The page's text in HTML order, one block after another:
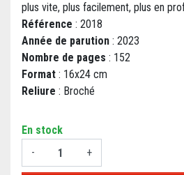
plus vite, plus facilement, plus en
Référence : 2018
Année de parution : 2023
Nombre de pages : 152
Format : 16x24 cm
Reliure : Broché
En stock
-
+